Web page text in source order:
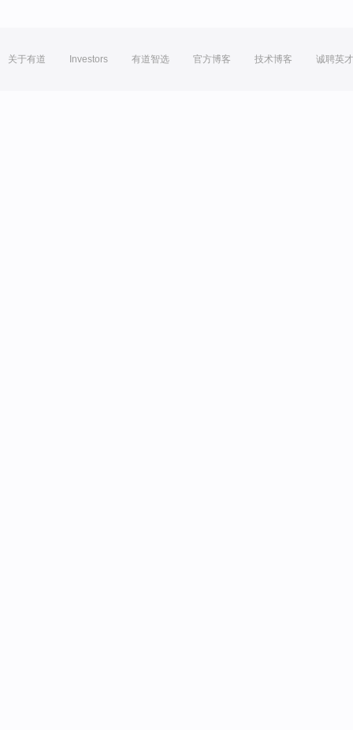
关于有道 Investors 有道智选 官方博客 技术博客 诚聘英才